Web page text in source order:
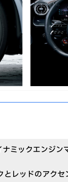
ナミックエンジ
とレッドのアク